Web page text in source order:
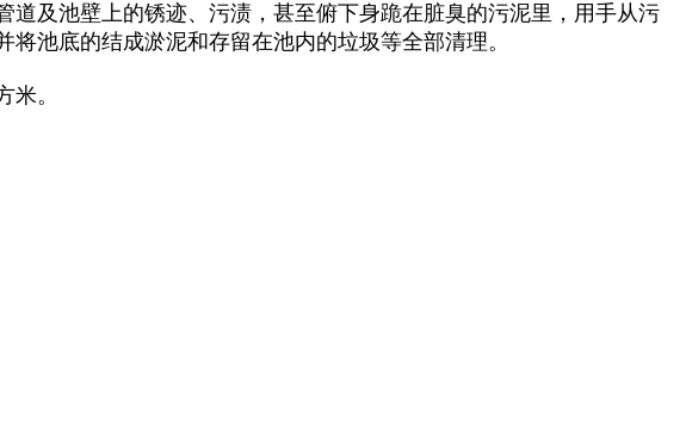
及池壁上的锈迹、污渍，甚至俯下身跪在脏臭的污泥里，用手从污
池底的结成淤泥和存留在池内的垃圾等全部清理。
。